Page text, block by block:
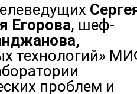
Егорова, шеф-
технологий»
проблем и